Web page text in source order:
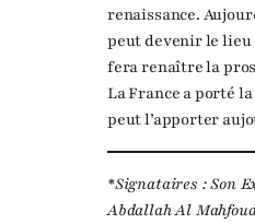
renaissance.
peut devenir le lieu
fera renaître la
La France a porté
peut l’apporter
*Signataires : Son
Abdallah Al